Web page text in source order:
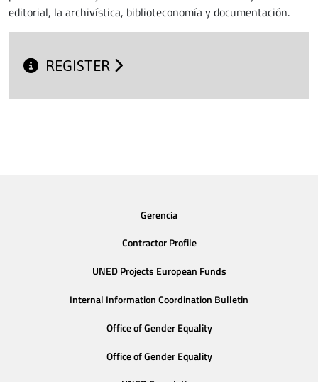
editorial, la archivística, biblioteconomía y documentación.
REGISTER
Gerencia
Contractor Profile
UNED Projects European Funds
Internal Information Coordination Bulletin
Office of Gender Equality
Office of Gender Equality